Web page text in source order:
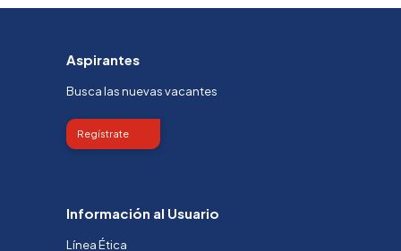
Aspirantes
Busca las nuevas vacantes
Regístrate
Información al Usuario
Línea Ética